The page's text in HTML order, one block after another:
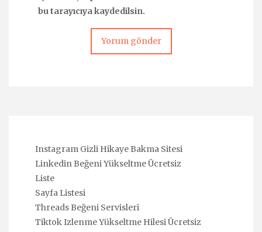
bu tarayıcıya kaydedilsin.
Instagram Gizli Hikaye Bakma Sitesi
Linkedin Beğeni Yükseltme Ücretsiz
Liste
Sayfa Listesi
Threads Beğeni Servisleri
Tiktok Izlenme Yükseltme Hilesi Ücretsiz